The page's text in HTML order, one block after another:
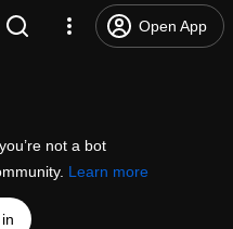
Open App
not a bot
Learn more